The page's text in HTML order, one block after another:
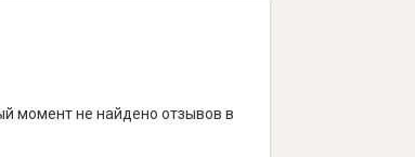
момент не найдено отзывов в